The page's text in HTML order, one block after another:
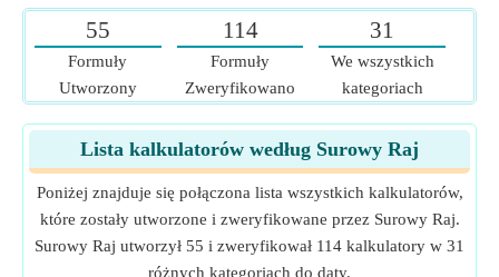
55
Formuły
Utworzony
114
Formuły
Zweryfikowano
31
We wszystkich
kategoriach
Lista kalkulatorów według Surowy Raj
Poniżej znajduje się połączona lista wszystkich kalkulatorów,
które zostały utworzone i zweryfikowane przez Surowy Raj.
Surowy Raj utworzył 55 i zweryfikował 114 kalkulatory w 31
różnych kategoriach do daty.